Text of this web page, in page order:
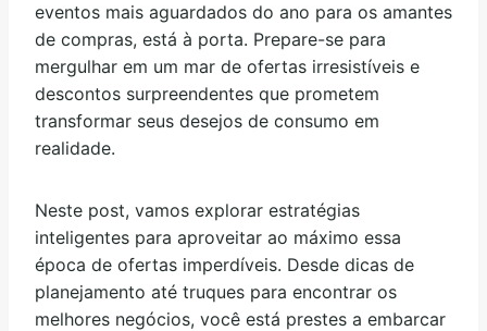
eventos mais aguardados do ano para os amantes
de compras, está à porta. Prepare-se para
mergulhar em um mar de ofertas irresistíveis e
descontos surpreendentes que prometem
transformar seus desejos de consumo em
realidade.
Neste post, vamos explorar estratégias
inteligentes para aproveitar ao máximo essa
época de ofertas imperdíveis. Desde dicas de
planejamento até truques para encontrar os
melhores negócios, você está prestes a embarcar